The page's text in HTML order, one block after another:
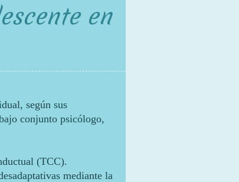
en
según sus
conjunto psicólogo,
(TCC).
mediante la